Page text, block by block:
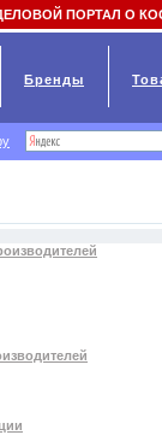
ПОРТАЛ О
Бренды